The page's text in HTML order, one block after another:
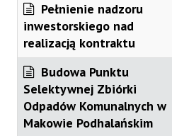
Pełnienie nadzoru
inwestorskiego nad
realizacją kontraktu
Budowa Punktu
Selektywnej Zbiórki
Odpadów Komunalnych w
Makowie Podhalańskim